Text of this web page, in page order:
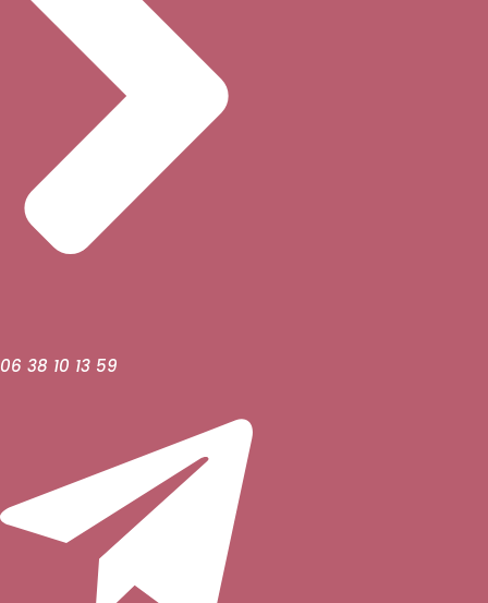
06 38 10 13 59